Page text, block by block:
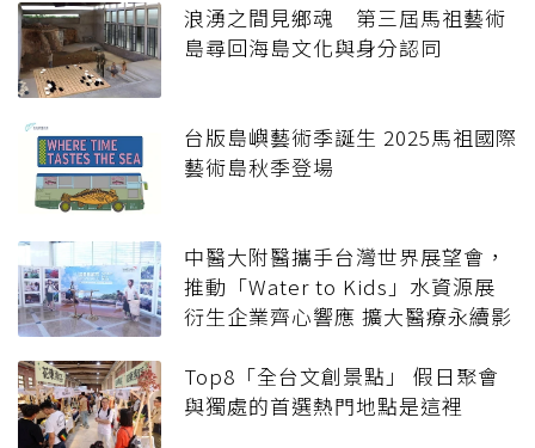
浪湧之間見鄉魂 第三屆馬祖藝術
島尋回海島文化與身分認同
台版島嶼藝術季誕生 2025馬祖國際
藝術島秋季登場
中醫大附醫攜手台灣世界展望會，
推動「Water to Kids」水資源展
衍生企業齊心響應 擴大醫療永續影
Top8「全台文創景點」 假日聚會
與獨處的首選熱門地點是這裡